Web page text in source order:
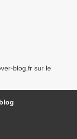
blog.fr sur le